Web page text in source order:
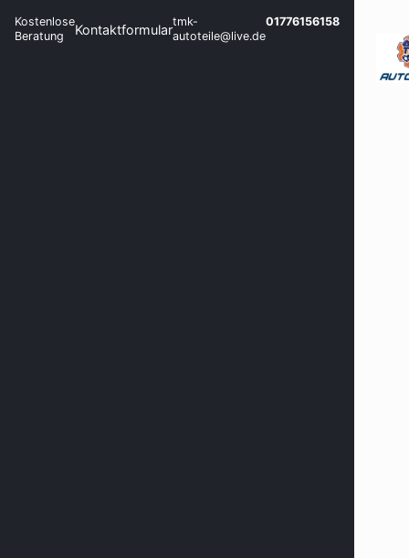
Kostenlose
Beratung
Kontaktformulartmk-
autoteile@live.de
01776156158